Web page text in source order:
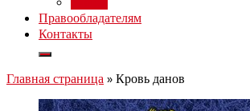
Правообладателям
Контакты
Главная страница » Кровь данов